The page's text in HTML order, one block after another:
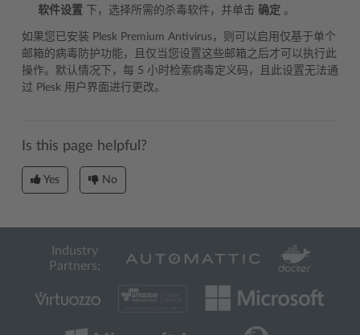
软件设置 下，选择所需的杀毒软件，并单击 确定 。
如果您已安装 Plesk Premium Antivirus，则可以启用仅基于单个
邮箱的病毒防护功能，且仅当您设置这些邮箱之后才可以执行此
操作。默认情况下，每 5 小时检索病毒定义码，且此设置无法通
过 Plesk 用户界面进行更改。
Is this page helpful?
Yes No
Industry
Partners: